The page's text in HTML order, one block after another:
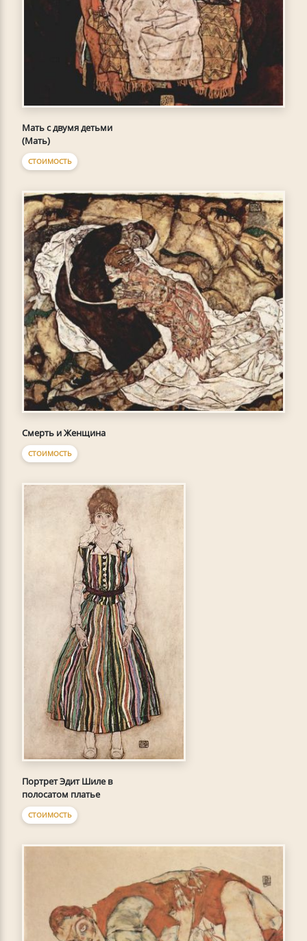
Мать с двумя детьми
(Мать)
СТОИМОСТЬ
Смерть и Женщина
СТОИМОСТЬ
Портрет Эдит Шиле в
полосатом платье
СТОИМОСТЬ